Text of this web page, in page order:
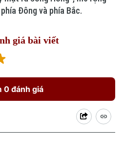
Đông và phía Bắc.
giá bài viết
0 đánh giá